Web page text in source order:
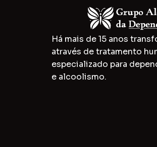
Há mais de 15 anos
através de tratamento
especializado para
e alcoolismo.